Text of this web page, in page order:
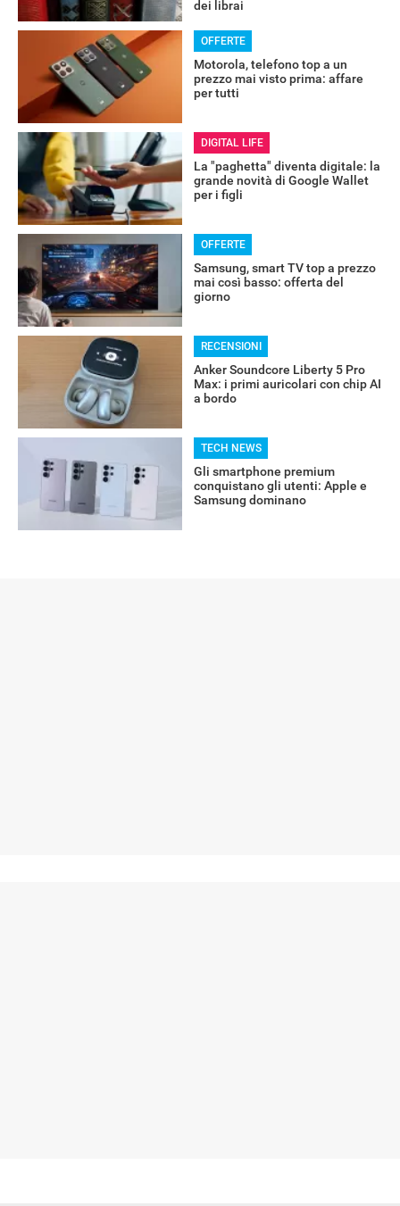
RECENSIONI
dei librai
OFFERTE
Motorola, telefono top a un
prezzo mai visto prima: affare
per tutti
DIGITAL LIFE
La "paghetta" diventa digitale: la
grande novità di Google Wallet
per i figli
OFFERTE
Samsung, smart TV top a prezzo
mai così basso: offerta del
giorno
RECENSIONI
Anker Soundcore Liberty 5 Pro
Max: i primi auricolari con chip AI
a bordo
TECH NEWS
Gli smartphone premium
conquistano gli utenti: Apple e
Samsung dominano